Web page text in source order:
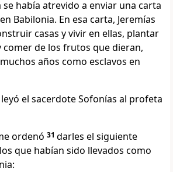
se había atrevido a enviar una carta
Babilonia. En esa carta, Jeremías
casas y vivir en ellas, plantar
de los frutos que dieran,
años como esclavos en
leyó el sacerdote Sofonías al profeta
ordenó 31 darles el siguiente
que habían sido llevados como